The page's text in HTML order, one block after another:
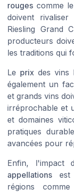
rouges comme le
doivent
Riesling Grand
producteurs
les traditions qui
Le prix des vins
également un
et grands vins
irréprochable et
et domaines
pratiques
avancées pour
Enfin, l'impact
appellations est
régions comme